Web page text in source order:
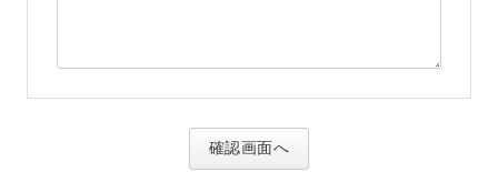
確認画面へ